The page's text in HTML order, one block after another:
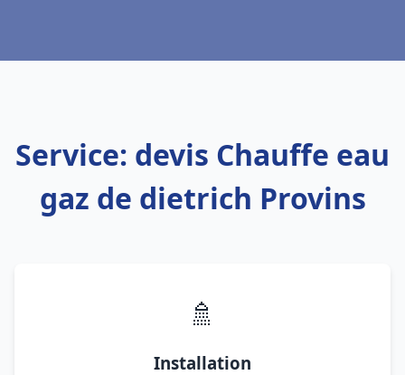
Service: devis Chauffe eau
gaz de dietrich Provins
🚿
Installation